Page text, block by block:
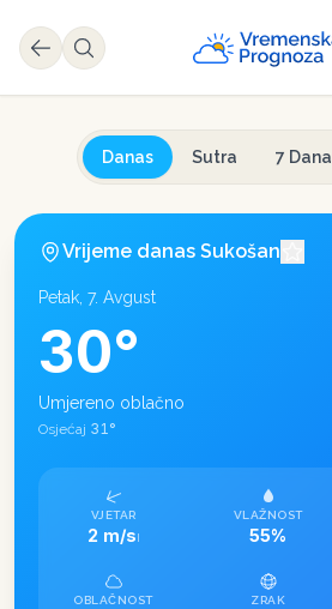
Danas Sutra 7 Dana
Vrijeme danas Sukošan
Petak, 7. Avgust
30°
Umjereno oblačno
Osjećaj 31°
VJETAR
2 m/sI
VLAŽNOST
55%
OBLAČNOST ZRAK